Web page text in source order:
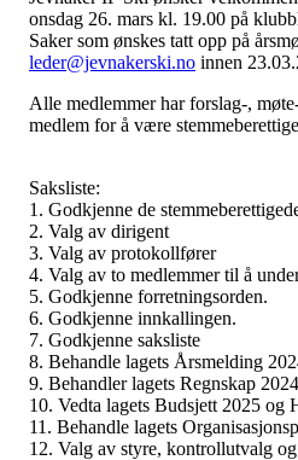
onsdag 26. mars kl. 19.00 på
Saker som ønskes tatt opp på
leder@jevnakerski.no innen
Alle medlemmer har forslag-,
medlem for å være
Saksliste:
1. Godkjenne de
2. Valg av dirigent
3. Valg av protokollfører
4. Valg av to medlemmer til å
5. Godkjenne forretningsorden.
6. Godkjenne innkallingen.
7. Godkjenne saksliste
8. Behandle lagets Årsmelding
9. Behandler lagets Regnskap 2024
10. Vedta lagets Budsjett 2025 og
11. Behandle lagets
12. Valg av styre, kontrollutvalg